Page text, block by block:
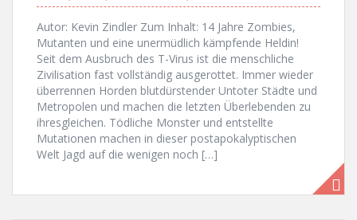
Autor: Kevin Zindler Zum Inhalt: 14 Jahre Zombies,
Mutanten und eine unermüdlich kämpfende Heldin!
Seit dem Ausbruch des T-Virus ist die menschliche
Zivilisation fast vollständig ausgerottet. Immer wieder
überrennen Horden blutdürstender Untoter Städte und
Metropolen und machen die letzten Überlebenden zu
ihresgleichen. Tödliche Monster und entstellte
Mutationen machen in dieser postapokalyptischen
Welt Jagd auf die wenigen noch […]